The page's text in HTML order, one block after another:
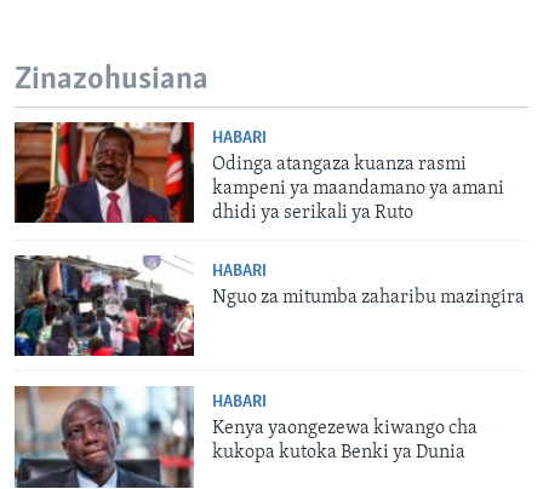
Zinazohusiana
HABARI
Odinga atangaza kuanza rasmi
kampeni ya maandamano ya amani
dhidi ya serikali ya Ruto
HABARI
Nguo za mitumba zaharibu mazingira
HABARI
Kenya yaongezewa kiwango cha
kukopa kutoka Benki ya Dunia